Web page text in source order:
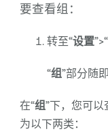
要查看组：
转至“设置”>“
“组”部分随
在“组”下，您可
为以下两类：